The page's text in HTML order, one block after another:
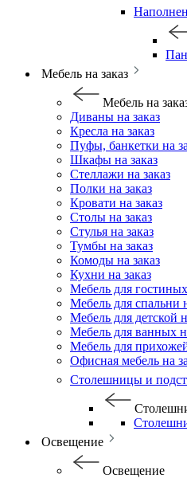
Мебель на заказ
Мебель на
Диваны на заказ
Кресла на заказ
Пуфы, банкетки на
Шкафы на заказ
Стеллажи на заказ
Полки на заказ
Кровати на заказ
Столы на заказ
Стулья на заказ
Тумбы на заказ
Комоды на заказ
Кухни на заказ
Мебель для гостиных
Мебель для спальни
Мебель для детской
Мебель для ванных
Мебель для
Офисная мебель на
Столешницы и
Освещение
Освещение